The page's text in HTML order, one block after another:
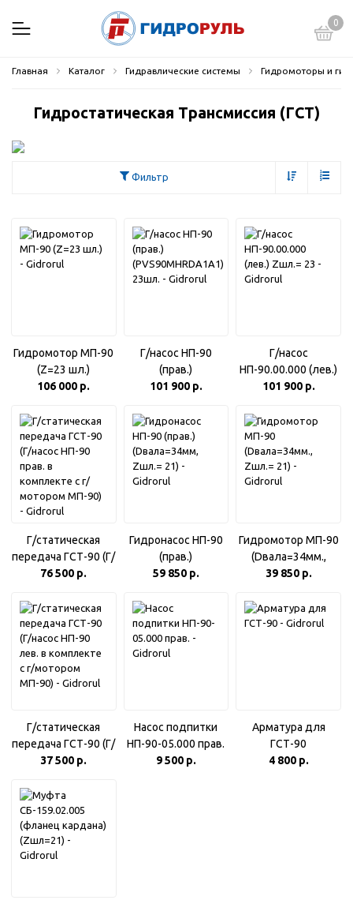
0
Главная Каталог Гидравлические системы Гидромоторы и
Гидростатическая Трансмиссия (ГСТ)
Фильтр
Гидромотор МП-90
(Z=23 шл.)
106 000 р.
Г/насос НП-90
(прав.)
(PVS90MHRDA1A1)
101 900 р.
Г/насос
НП-90.00.000 (лев.)
Zшл.= 23
101 900 р.
Г/статическая
передача ГСТ-90 (Г/
насос НП-90 прав. в
мотором МП-90)
76 500 р.
Гидронасос НП-90
(прав.)
(Dвала=34мм,
59 850 р.
Гидромотор МП-90
(Dвала=34мм.,
Zшл.= 21)
39 850 р.
Г/статическая
передача ГСТ-90 (Г/
насос НП-90 лев. в
мотором МП-90)
37 500 р.
Насос подпитки
НП-90-05.000 прав.
9 500 р.
Арматура для
ГСТ-90
4 800 р.